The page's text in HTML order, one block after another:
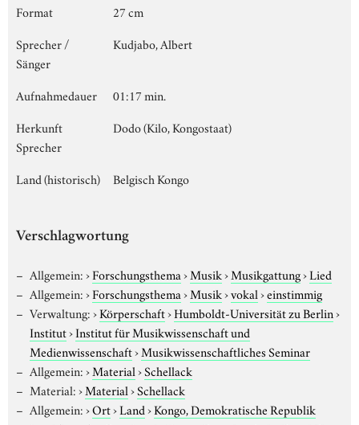
Format
27 cm
Sprecher /
Sänger
Kudjabo, Albert
Aufnahmedauer
01:17 min.
Herkunft
Sprecher
Dodo (Kilo, Kongostaat)
Land (historisch) Belgisch Kongo
Verschlagwortung
Allgemein:›Forschungsthema›Musik›Musikgattung›Lied
Allgemein:›Forschungsthema›Musik›vokal›einstimmig
Verwaltung:›Körperschaft›Humboldt-Universität zu Berlin›
Institut›Institut für Musikwissenschaft und
Medienwissenschaft›Musikwissenschaftliches Seminar
Allgemein:›Material›Schellack
Material:›Material›Schellack
Allgemein:›Ort›Land›Kongo, Demokratische Republik